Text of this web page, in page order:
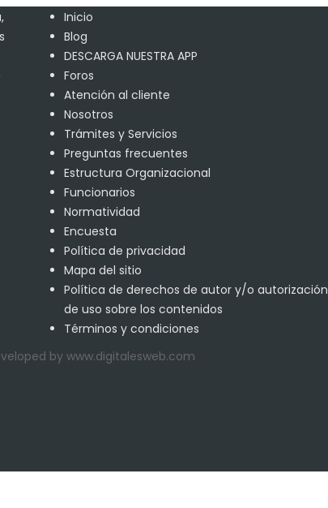
Inicio
Blog
DESCARGA NUESTRA APP
Foros
Atención al cliente
Nosotros
Trámites y Servicios
Preguntas frecuentes
Estructura Organizacional
Funcionarios
Normatividad
Encuesta
Política de privacidad
Mapa del sitio
Política de derechos de autor y/o autorización
de uso sobre los contenidos
Términos y condiciones
by www.digitalesweb.com